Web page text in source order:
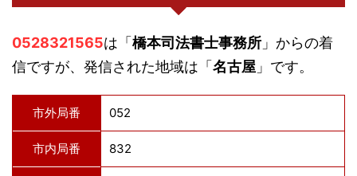
0528321565は「 橋本司法書士事務所 」からの着
信ですが、発信された地域は「 名古屋 」です。
市外局番 052
市内局番 832